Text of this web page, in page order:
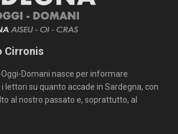
Cirronis
Domani nasce per informare
i lettori su quanto accade in Sardegna, con
al nostro passato e, soprattutto, al